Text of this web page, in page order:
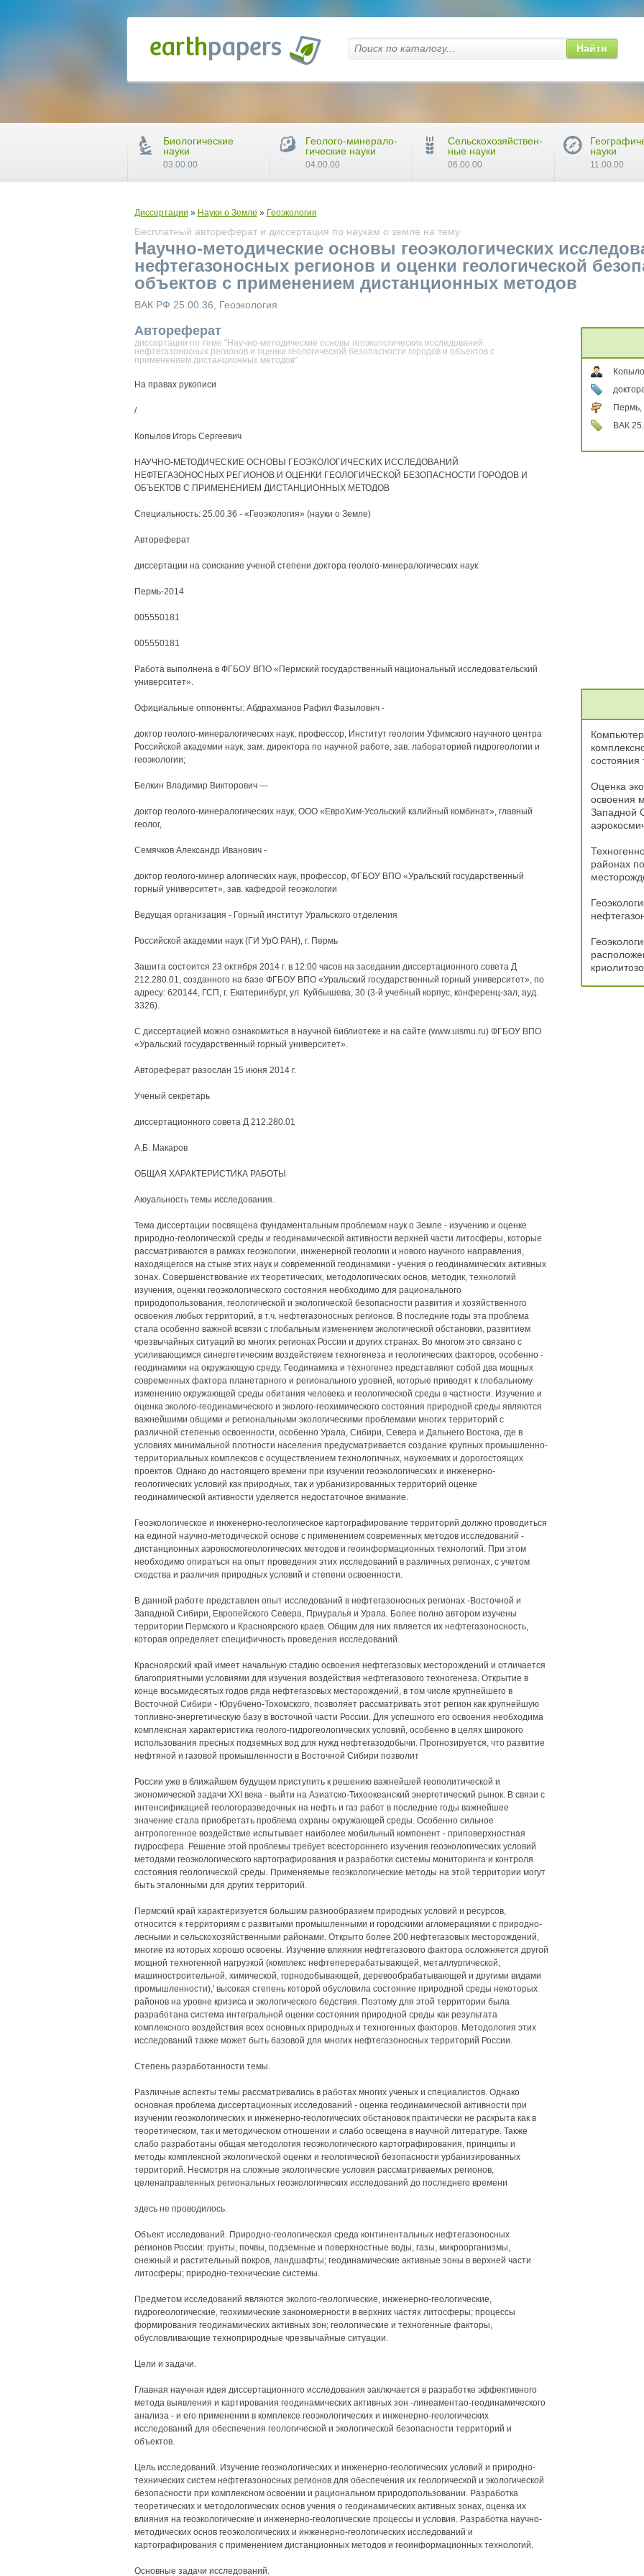
Диссертации » Науки о Земле » Геоэкология
Бесплатный автореферат и диссертация по наукам о земле на тему
Научно-методические основы геоэкологических
нефтегазоносных регионов и оценки геологической
объектов с применением дистанционных методов
ВАК РФ 25.00.36, Геоэкология
Автореферат
диссертации по теме "Научно-методические основы геоэкологических исследований
нефтегазоносных регионов и оценки геологической безопасности городов и объектов с
применением дистанционных методов"
На правах рукописи
/
Копылов Игорь Сергеевич
НАУЧНО-МЕТОДИЧЕСКИЕ ОСНОВЫ ГЕОЭКОЛОГИЧЕСКИХ ИССЛЕДОВАНИЙ
НЕФТЕГАЗОНОСНЫХ РЕГИОНОВ И ОЦЕНКИ ГЕОЛОГИЧЕСКОЙ БЕЗОПАСНОСТИ ГОРОДОВ И
ОБЪЕКТОВ С ПРИМЕНЕНИЕМ ДИСТАНЦИОННЫХ МЕТОДОВ
Специальность: 25.00.36 - «Геоэкология» (науки о Земле)
Автореферат
диссертации на соискание ученой степени доктора геолого-минералогических наук
Пермь-2014
005550181
005550181
Работа выполнена в ФГБОУ ВПО «Пермский государственный национальный исследовательский
университет».
Официальные оппоненты: Абдрахманов Рафил Фазыловнч -
доктор геолого-минералогических наук, профессор, Институт геологии Уфимского научного центра
Российской академии наук, зам. директора по научной работе, зав. лабораторией гидрогеологии и
геоэкологии;
Белкин Владимир Викторович —
доктор геолого-минералогических наук, ООО «ЕвроХим-Усольский калийный комбинат», главный
геолог,
Семячков Александр Иванович -
доктор геолого-минер алогических наук, профессор, ФГБОУ ВПО «Уральский государственный
горный университет», зав. кафедрой геоэкологии
Ведущая организация - Горный институт Уральского отделения
Российской академии наук (ГИ УрО РАН), г. Пермь
Зашита состоится 23 октября 2014 г. в 12:00 часов на заседании диссертационного совета Д
212.280.01, созданного на базе ФГБОУ ВПО «Уральский государственный горный университет», по
адресу: 620144, ГСП, г. Екатеринбург, ул. Куйбышева, 30 (3-й учебный корпус, конференц-зал, ауд.
3326).
С диссертацией можно ознакомиться в научной библиотеке и на сайте (www.uismu.ru) ФГБОУ ВПО
«Уральский государственный горный университет».
Автореферат разослан 15 июня 2014 г.
Ученый секретарь
диссертационного совета Д 212.280.01
А.Б. Макаров
ОБЩАЯ ХАРАКТЕРИСТИКА РАБОТЫ
Аюуальность темы исследования.
Тема диссертации посвящена фундаментальным проблемам наук о Земле - изучению и оценке
природно-геологической среды и геодинамической активности верхней части литосферы, которые
рассматриваются в рамках геоэкологии, инженерной геологии и нового научного направления,
находящегося на стыке этих наук и современной геодинамики - учения о геодинамических активных
зонах. Совершенствование их теоретических, методологических основ, методик, технологий
изучения, оценки геоэкологического состояния необходимо для рационального
природопользования, геологической и экологической безопасности развития и хозяйственного
освоения любых территорий, в т.ч. нефтегазоносных регионов. В последние годы эта проблема
стала особенно важной всвязи с глобальным изменением экологической обстановки, развитием
чрезвычайных ситуаций во многих регионах России и других странах. Во многом это связано с
усиливающимся синергетическим воздействием техногенеза и геологических факторов, особенно -
геодинамики на окружающую среду. Геодинамика и техногенез представляют собой два мощных
современных фактора планетарного и регионального уровней, которые приводят к глобальному
изменению окружающей среды обитания человека и геологической среды в частности. Изучение и
оценка эколого-геодинамического и эколого-геохимического состояния природной среды являются
важнейшими общими и региональными экологическими проблемами многих территорий с
различной степенью освоенности, особенно Урала, Сибири, Севера и Дальнего Востока, где в
условиях минимальной плотности населения предусматривается создание крупных промышленно-
территориальных комплексов с осуществлением технологичных, наукоемких и дорогостоящих
проектов. Однако до настоящего времени при изучении геоэкологических и инженерно-
геологических условий как природных, так и урбанизированных территорий оценке
геодинамической активности уделяется недостаточное внимание.
Геоэкологическое и инженерно-геологическое картографирование территорий должно проводиться
на единой научно-методической основе с применением современных методов исследований -
дистанционных аэрокосмогеологических методов и геоинформационных технологий. При этом
необходимо опираться на опыт проведения этих исследований в различных регионах, с учетом
сходства и различия природных условий и степени освоенности.
В данной работе представлен опыт исследований в нефтегазоносных регионах -Восточной и
Западной Сибири, Европейского Севера, Приуралья и Урала. Более полно автором изучены
территории Пермского и Красноярского краев. Общим для них является их нефтегазоносность,
которая определяет специфичность проведения исследований.
Красноярский край имеет начальную стадию освоения нефтегазовых месторождений и отличается
благоприятными условиями для изучения воздействия нефтегазового техногенеза. Открытие в
конце восьмидесятых годов ряда нефтегазовых месторождений, в том числе крупнейшего в
Восточной Сибири - Юрубчено-Тохомского, позволяет рассматривать этот регион как крупнейшую
топливно-энергетическую базу в восточной части России. Для успешного его освоения необходима
комплексная характеристика геолого-гидрогеологических условий, особенно в целях широкого
использования пресных подземных вод для нужд нефтегазодобычи. Прогнозируется, что развитие
нефтяной и газовой промышленности в Восточной Сибири позволит
России уже в ближайшем будущем приступить к решению важнейшей геополитической и
экономической задачи XXI века - выйти на Азиатско-Тихоокеанский энергетический рынок. В связи с
интенсификацией геологоразведочных на нефть и газ работ в последние годы важнейшее
значение стала приобретать проблема охраны окружающей среды. Особенно сильное
антропогенное воздействие испытывает наиболее мобильный компонент - приповерхностная
гидросфера. Решение этой проблемы требует всестороннего изучения геоэкологических условий
методами геоэкологического картографирования и разработки системы мониторинга и контроля
состояния геологической среды. Применяемые геоэкологические методы на этой территории могут
быть эталонными для других территорий.
Пермский край характеризуется большим разнообразием природных условий и ресурсов,
относится к территориям с развитыми промышленными и городскими агломерациями с природно-
лесными и сельскохозяйственными районами. Открыто более 200 нефтегазовых месторождений,
многие из которых хорошо освоены. Изучение влияния нефтегазового фактора осложняется другой
мощной техногенной нагрузкой (комплекс нефтеперерабатывающей, металлургической,
машиностроительной, химической, горнодобывающей, деревообрабатывающей и другими видами
промышленности),' высокая степень которой обусловила состояние природной среды некоторых
районов на уровне кризиса и экологического бедствия. Поэтому для этой территории была
разработана система интегральной оценки состояния природной среды как результата
комплексного воздействия всех основных природных и техногенных факторов. Методология этих
исследований также может быть базовой для многих нефтегазоносных территорий России.
Степень разработанности темы.
Различные аспекты темы рассматривались в работах многих ученых и специалистов. Однако
основная проблема диссертационных исследований - оценка геодинамической активности при
изучении геоэкологических и инженерно-геологических обстановок практически не раскрыта как в
теоретическом, так и методическом отношении и слабо освещена в научной литературе. Также
слабо разработаны общая методология геоэкологического картографирования, принципы и
методы комплексной экологической оценки и геологической безопасности урбанизированных
территорий. Несмотря на сложные экологические условия рассматриваемых регионов,
целенаправленных региональных геоэкологических исследований до последнего времени
здесь не проводилось.
Объект исследований. Природно-геологическая среда континентальных нефтегазоносных
регионов России: грунты, почвы, подземные и поверхностные воды, газы, микроорганизмы,
снежный и растительный покров, ландшафты; геодинамические активные зоны в верхней части
литосферы; природно-технические системы.
Предметом исследований являются эколого-геологические, инженерно-геологические,
гидрогеологические, геохимические закономерности в верхних частях литосферы; процессы
формирования геодинамических активных зон; геологические и техногенные факторы,
обусловливающие техноприродные чрезвычайные ситуации.
Цели и задачи.
Главная научная идея диссертационного исследования заключается в разработке эффективного
метода выявления и картирования геодинамических активных зон -линеаментао-геодинамического
анализа - и его применении в комплексе геоэкологических и инженерно-геологических
исследований для обеспечения геологической и экологической безопасности территорий и
объектов.
Цель исследований. Изучение геоэкологических и инженерно-геологических условий и природно-
технических систем нефтегазоносных регионов для обеспечения их геологической и экологической
безопасности при комплексном освоении и рациональном природопользовании. Разработка
теоретических и методологических основ учения о геодинамических активных зонах, оценка их
влияния на геоэкологические и инженерно-геологические процессы и условия. Разработка научно-
методических основ геоэкологических и инженерно-геологических исследований и
картографирования с применением дистанционных методов и геоинформационных технологий.
Основные задачи исследований.
Пермь,
ВАК
состояния
Оценка
освоения
Западной
районах
Найти
Биологические
науки
03.00.00
Геолого-минерало-
гические науки
04.00.00
Сельскохозяйствен-
ные науки
06.00.00
науки
11.00.00